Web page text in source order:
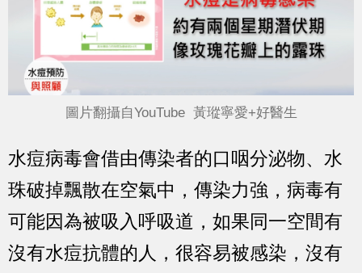
圖片翻攝自YouTube 黃瑽寧愛+好醫生
水痘病毒會借由傳染者的口咽分泌物、水
珠破掉飄散在空氣中，傳染力強，病毒有
可能因為被吸入呼吸道，如果同一空間有
沒有水痘抗體的人，很容易被感染，沒有